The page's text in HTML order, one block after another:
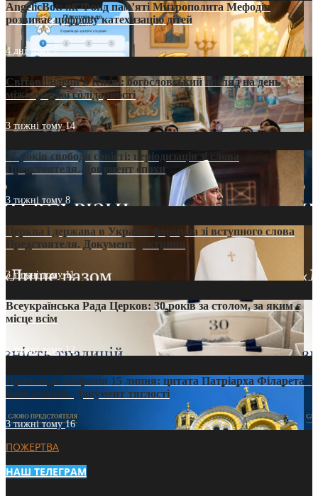
AngelicBot: як Фонд пам’яті Митрополита Мефодія
розвиває цифрову катехизацію дітей
4 дні тому7
Світові лідери в Києві: богословський погляд на день
міжнародної солідарності
3 тижні тому14
35 років свободи совісті: періодизація зі слова
Предстоятеля. Документ епохи
3 тижні тому 8
Церква і держава в Україні: формула зі вступного слова
Предстоятеля. Документ доктрини
3 тижні тому11
Всеукраїнська Рада Церков: 30 років за столом, за яким є
місце всім
3 тижні тому12
Проповідь Епіфанія 15 липня: цитата Патріарха Філарета з
його амвона. Документ тяглості
3 тижні тому16
ПОЖЕРТВА
НАШ ТЕЛЕГРАМ